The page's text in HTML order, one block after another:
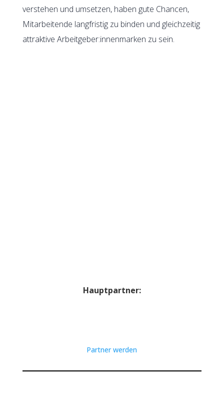
verstehen und umsetzen, haben gute Chancen,
Mitarbeitende langfristig zu binden und gleichzeitig
attraktive Arbeitgeber:innenmarken zu sein.
Hauptpartner:
Partner werden